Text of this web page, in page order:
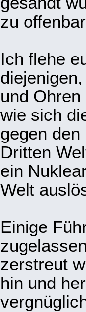
zu
Ich flehe
und
wie sich
gegen
Dritten
ein
Welt
Einige
zerstreut
hin und